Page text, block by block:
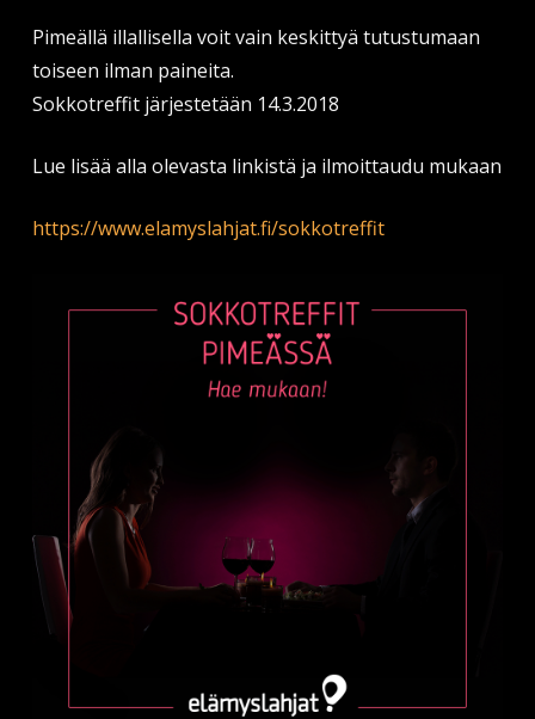
Pimeällä illallisella voit vain keskittyä tutustumaan
toiseen ilman paineita.
Sokkotreffit järjestetään 14.3.2018
Lue lisää alla olevasta linkistä ja ilmoittaudu mukaan
https://www.elamyslahjat.fi/sokkotreffit